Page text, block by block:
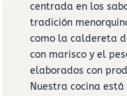
centrada en los
tradición
como la caldereta
con marisco y el
elaborados con
Nuestra cocina